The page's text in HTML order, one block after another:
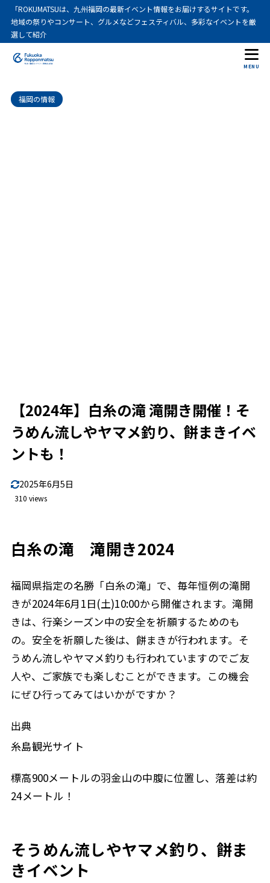
「ROKUMATSUは、九州福岡の最新イベント情報をお届けするサイトです。
地域の祭りやコンサート、グルメなどフェスティバル、多彩なイベントを厳
選して紹介
MENU
福岡の情報
【2024年】白糸の滝 滝開き開催！そ
うめん流しやヤマメ釣り、餅まきイベ
ントも！
2025年6月5日
310 views
白糸の滝 滝開き2024
福岡県指定の名勝「白糸の滝」で、毎年恒例の滝開
きが2024年6月1日(土)10:00から開催されます。滝開
きは、行楽シーズン中の安全を祈願するためのも
の。安全を祈願した後は、餅まきが行われます。そ
うめん流しやヤマメ釣りも行われていますのでご友
人や、ご家族でも楽しむことができます。この機会
にぜひ行ってみてはいかがですか？
出典
糸島観光サイト
標高900メートルの羽金山の中腹に位置し、落差は約
24メートル！
そうめん流しやヤマメ釣り、餅ま
きイベント